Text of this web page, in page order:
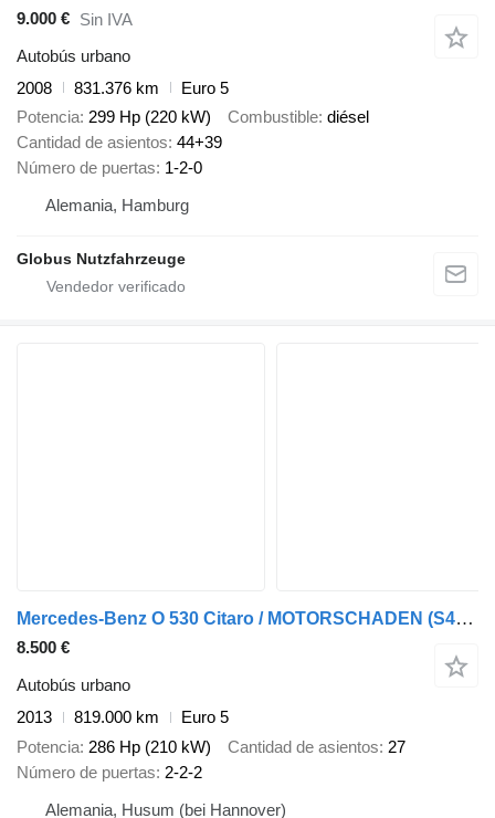
9.000 € Sin IVA
Autobús urbano
2008
831.376 km
Euro 5
Potencia 299 Hp (220 kW) Combustible diésel
Cantidad de asientos 44+39
Número de puertas 1-2-0
Alemania, Hamburg
Globus Nutzfahrzeuge
Mercedes-Benz O 530 Citaro / MOTORSCHADEN (S415NF/A20)
8.500 €
Autobús urbano
2013
819.000 km
Euro 5
Potencia 286 Hp (210 kW) Cantidad de asientos 27
Número de puertas 2-2-2
Alemania, Husum (bei Hannover)